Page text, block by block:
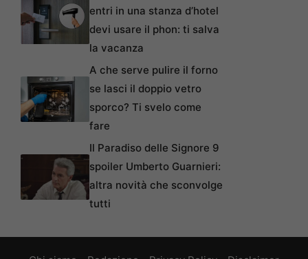
entri in una stanza d’hotel
devi usare il phon: ti salva
la vacanza
A che serve pulire il forno
se lasci il doppio vetro
sporco? Ti svelo come
fare
Il Paradiso delle Signore 9
spoiler Umberto Guarnieri:
altra novità che sconvolge
tutti